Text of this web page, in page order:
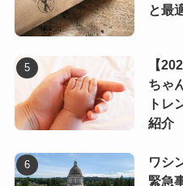
と最
【
ちゃ
トレ
紹介
ワシ
緊急